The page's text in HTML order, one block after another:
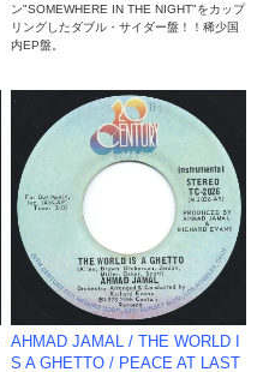
ン"SOMEWHERE IN THE NIGHT"をカップ
リングしたダブル・サイダー盤！！稀少国
内EP盤。
AHMAD JAMAL ‎/ THE WORLD I
S A GHETTO / PEACE AT LAST